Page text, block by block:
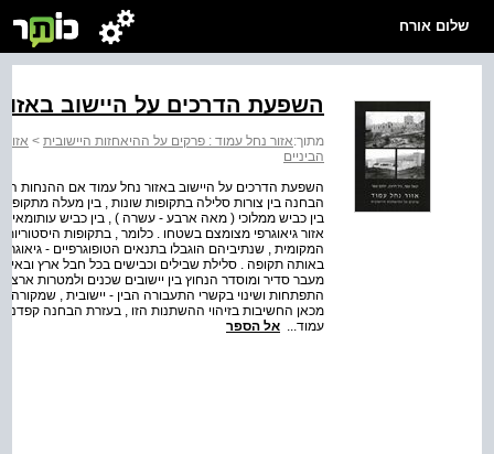
שלום אורח
השפעת הדרכים על היישוב
מתוך:אזור נחל עמוד : פרקים על ההיאחזות היישובית >
הביניים
השפעת הדרכים על היישוב באזור נחל עמוד אם ההנחות
הבחנה בין צורות סלילה בתקופות שונות , בין מעלה
אזור גיאוגרפי מצומצם בשטחו . כלומר , בתקופות
המקומית , שנתיביהם הוגבלו בתנאים הטופוגרפיים -
באותה תקופה . סלילת שבילים וכבישים בכל חבל ארץ
מעבר סדיר ומוסדר הנחוץ בין יישובים שכנים ולמטרות
התפתחות ושינוי בקשרי התעבורה הבין - יישובית ,
מכאן החשיבות בזיהוי ההשתנות הזו , בעזרת הבחנה קפדנית
עמוד... אל הספר